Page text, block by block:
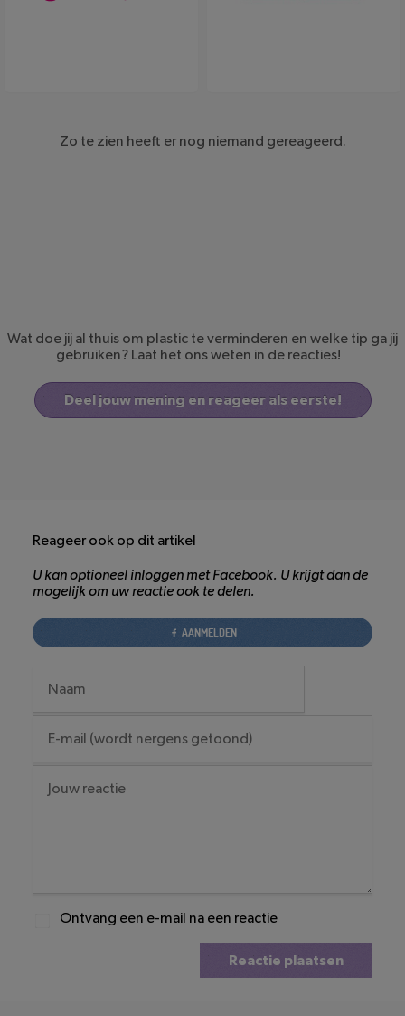
Zo te zien heeft er nog niemand gereageerd.
Wat doe jij al thuis om plastic te verminderen en welke tip ga jij
gebruiken? Laat het ons weten in de reacties!
Deel jouw mening en reageer als eerste!
Reageer ook op dit artikel
U kan optioneel inloggen met Facebook. U krijgt dan de
mogelijk om uw reactie ook te delen.
AANMELDEN
Ontvang een e-mail na een reactie
Reactie plaatsen